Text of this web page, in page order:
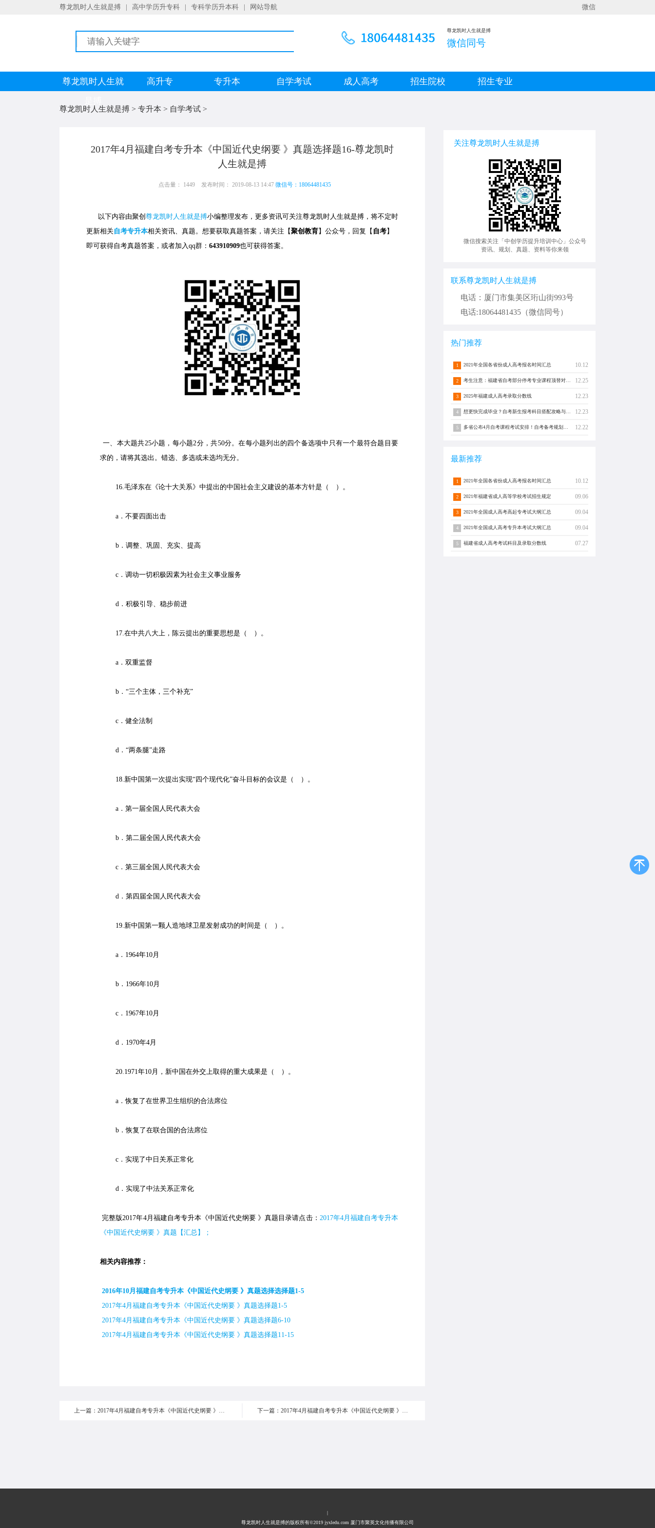
尊龙凯时人生就是搏 高中学历升专科 专科学历升本科 网站导航 微信
尊龙凯时人生就是搏
微信同号
尊龙凯时人生就
高升专 专升本 自学考试 成人高考 招生院校 招生专业
尊龙凯时人生就是搏 > 专升本 > 自学考试 >
2017年4月福建自考专升本《中国近代史纲要 》真题选择题16-尊龙凯时
人生就是搏
点击量： 1449 发布时间： 2019-08-13 14:47 微信号：18064481435
以下内容由聚创 尊龙凯时人生就是搏小编整理发布，更多资讯可关注尊龙凯时人生就是搏，将不定时
更新相关自考专升本相关资讯、真题。想要获取真题答案，请关注【聚创教育】公众号，回复【 自考】
即可获得自考真题答案， 或者加入qq群： 643910909也可获得答案。
一、本大题共25小题，每小题2分，共50分。在每小题列出的四个备选项中只有一个最符合题目要
求的，请将其选出。错选、多选或未选均无分。
16.毛泽东在《论十大关系》中提出的中国社会主义建设的基本方针是（ ）。
a．不要四面出击
b．调整、巩固、充实、提高
c．调动一切积极因素为社会主义事业服务
d．积极引导、稳步前进
17.在中共八大上，陈云提出的重要思想是（ ）。
a．双重监督
b．“三个主体，三个补充”
c．健全法制
d．“两条腿”走路
18.新中国第一次提出实现“四个现代化”奋斗目标的会议是（ ）。
a．第一届全国人民代表大会
b．第二届全国人民代表大会
c．第三届全国人民代表大会
d．第四届全国人民代表大会
19.新中国第一颗人造地球卫星发射成功的时间是（ ）。
a．1964年10月
b．1966年10月
c．1967年10月
d．1970年4月
20.1971年10月，新中国在外交上取得的重大成果是（ ）。
a．恢复了在世界卫生组织的合法席位
b．恢复了在联合国的合法席位
c．实现了中日关系正常化
d．实现了中法关系正常化
完整版2017年4月福建自考专升本《中国近代史纲要 》真题目录请点击： 2017年4月福建自考专升本
《中国近代史纲要 》真题【汇总】；
相关内容推荐：
2016年10月福建自考专升本《中国近代史纲要 》真题选择选择题1-5
2017年4月福建自考专升本《中国近代史纲要 》真题选择题1-5
2017年4月福建自考专升本《中国近代史纲要 》真题选择题6-10
2017年4月福建自考专升本《中国近代史纲要 》真题选择题11-15
上一篇：2017年4月福建自考专升本《中国近代史纲要 》真题选择题11-15 下一篇：2017年4月福建自考专升本《中国近代史纲要 》真题选择题21-25
关注尊龙凯时人生就是搏
微信搜索关注「中创学历提升培训中心」公众号
资讯、规划、真题、资料等你来领
联系尊龙凯时人生就是搏
电话：厦门市集美区珩山街993号
电话:18064481435（微信同号）
热门推荐
1 2021年全国各省份成人高考报名时间汇总 10.12
2 12.25
3 2025年福建成人高考录取分数线 12.23
4 12.23
5 12.22
最新推荐
1 2021年全国各省份成人高考报名时间汇总 10.12
2 2021年福建省成人高等学校考试招生规定 09.06
3 2021年全国成人高考高起专考试大纲汇总 09.04
4 2021年全国成人高考专升本考试大纲汇总 09.04
5 福建省成人高考考试科目及录取分数线 07.27
|
尊龙凯时人生就是搏的版权所有©2019 jyxledu.com 厦门市聚英文化传播有限公司